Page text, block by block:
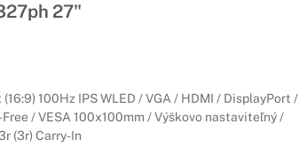
27"
100Hz IPS WLED / VGA / HDMI / DisplayPort /
/ VESA 100x100mm / Výškovo nastaviteľný /
(3r) Carry-In